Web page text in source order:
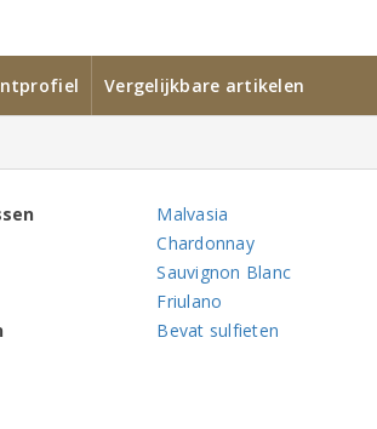
Vergelijkbare artikelen
Malvasia
Chardonnay
Sauvignon Blanc
Friulano
Bevat sulfieten